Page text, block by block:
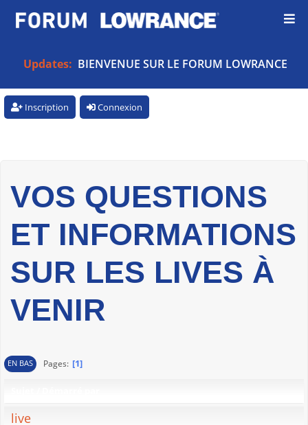
Updates: BIENVENUE SUR LE FORUM LOWRANCE
Inscription Connexion
VOS QUESTIONS
ET INFORMATIONS
SUR LES LIVES À
VENIR
EN BAS Pages 1
live